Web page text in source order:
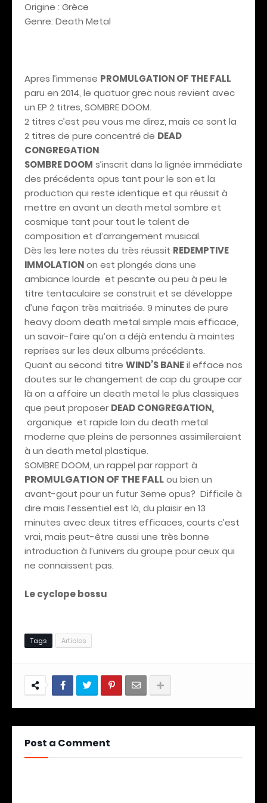
Origine : Grèce
Genre: Death Metal
Apres l’immense PROMULGATION OF THE FALL
paru en 2014, le quatuor grec nous revient avec
un EP 2 titres, SOMBRE DOOM.
2 titres c’est peu vous me direz, mais ce sont la
2 titres de pure concentré de DEAD
CONGREGATION.
SOMBRE DOOM s’inscrit dans la lignée immédiate
des précédents opus tant pour le son et la
production qui reste identique et qui réussit à
mettre en avant un death metal sombre et
cosmique tant pour tout le talent de
composition et d’arrangement musical.
Dès les 1ere notes du très réussit REDEMPTIVE
IMMOLATIONon est plongés dans une
ambiance lourde et pesante ou peu à peu le
titre tentaculaire se construit et se développe
d’une façon très maitrisée. 9 minutes de pure
heavy doom death metal simple mais efficace,
un savoir-faire qu’on a déjà entendu à maintes
reprises sur les deux albums précédents.
Quant au second titre WIND’S BANEil efface nos
doutes sur le changement de cap du groupe car
là on a affaire un death metal le plus classiques
que peut proposer DEAD CONGREGATION,
organique et rapide loin du death metal
moderne que pleins de personnes assimileraient
à un death metal plastique.
SOMBRE DOOM, un rappel par rapport à
PROMULGATION OF THE FALLou bien un
avant-gout pour un futur 3eme opus? Difficile à
dire mais l’essentiel est là, du plaisir en 13
minutes avec deux titres efficaces, courts c’est
vrai, mais peut-être aussi une très bonne
introduction à l’univers du groupe pour ceux qui
ne connaissent pas.
Le cyclope bossu
Tags Articles
Post a Comment